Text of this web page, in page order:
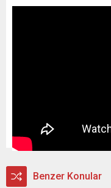
Benzer Konular